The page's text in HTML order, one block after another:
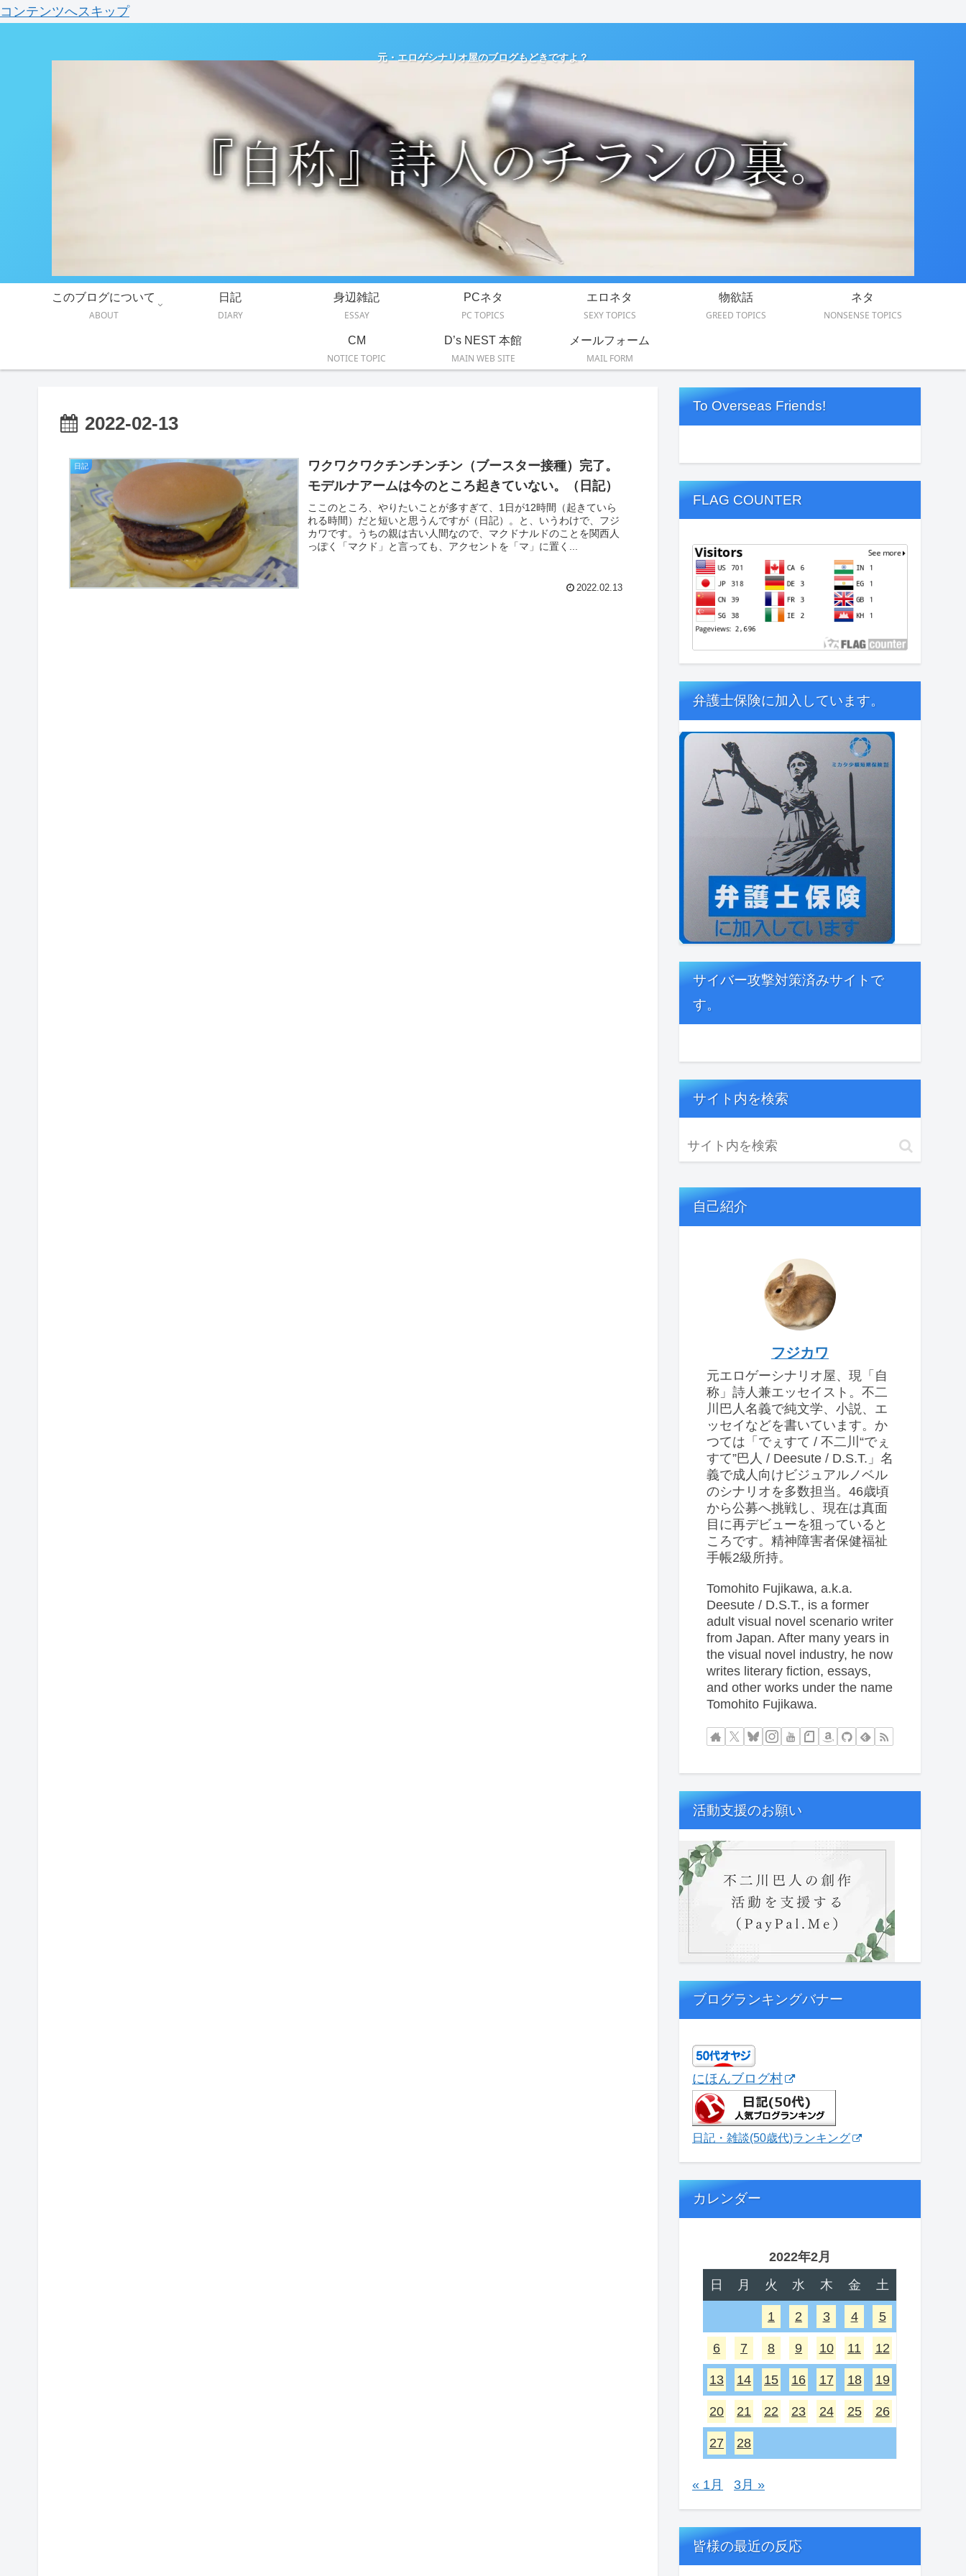
コンテンツへスキップ
元・エロゲシナリオ屋のブログもどきですよ？
このブログについて
ABOUT
日記
DIARY
身辺雑記
ESSAY
PCネタ
PC TOPICS
エロネタ
SEXY TOPICS
物欲話
GREED TOPICS
ネタ
NONSENSE TOPICS
CM
NOTICE TOPIC
D’s NEST 本館
MAIN WEB SITE
メールフォーム
MAIL FORM
2022-02-13
日記
ワクワクワクチンチンチン（ブースター接種）完了。
モデルナアームは今のところ起きていない。（日記）
ここのところ、やりたいことが多すぎて、1日が12時間（起きていら
れる時間）だと短いと思うんですが（日記）。と、いうわけで、フジ
カワです。うちの親は古い人間なので、マクドナルドのことを関西人
っぽく「マクド」と言っても、アクセントを「マ」に置く...
2022.02.13
To Overseas Friends!
FLAG COUNTER
弁護士保険に加入しています。
サイバー攻撃対策済みサイトで
す。
サイト内を検索
自己紹介
フジカワ
元エロゲーシナリオ屋、現「自
称」詩人兼エッセイスト。不二
川巴人名義で純文学、小説、エ
ッセイなどを書いています。か
つては「でぇすて / 不二川“でぇ
すて”巴人 / Deesute / D.S.T.」名
義で成人向けビジュアルノベル
のシナリオを多数担当。46歳頃
から公募へ挑戦し、現在は真面
目に再デビューを狙っていると
ころです。精神障害者保健福祉
手帳2級所持。
Tomohito Fujikawa, a.k.a.
Deesute / D.S.T., is a former
adult visual novel scenario writer
from Japan. After many years in
the visual novel industry, he now
writes literary fiction, essays,
and other works under the name
Tomohito Fujikawa.
活動支援のお願い
ブログランキングバナー
にほんブログ村
日記・雑談(50歳代)ランキング
カレンダー
2022年2月
日
月 火 水 木 金 土
1 2 3 4 5
6 7 8 9 10 11 12
13 14 15 16 17 18 19
20 21 22 23 24 25 26
27 28
« 1月 3月 »
皆様の最近の反応